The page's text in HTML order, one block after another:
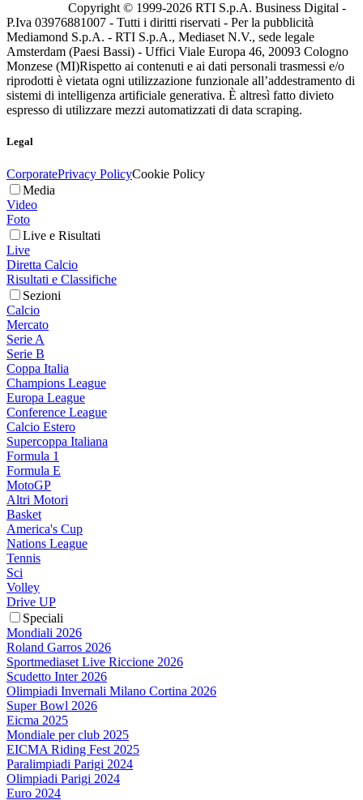
Copyright © 1999-2026 RTI S.p.A. Business Digital -
P.Iva 03976881007 - Tutti i diritti riservati - Per la pubblicità
Mediamond S.p.A. - RTI S.p.A., Mediaset N.V., sede legale
Amsterdam (Paesi Bassi) - Uffici Viale Europa 46, 20093 Cologno
Monzese (MI)Rispetto ai contenuti e ai dati personali trasmessi e/o
riprodotti è vietata ogni utilizzazione funzionale all’addestramento di
sistemi di intelligenza artificiale generativa. È altresì fatto divieto
espresso di utilizzare mezzi automatizzati di data scraping.
Legal
CorporatePrivacy PolicyCookie Policy
Media
Video
Foto
Live e Risultati
Live
Diretta Calcio
Risultati e Classifiche
Sezioni
Calcio
Mercato
Serie A
Serie B
Coppa Italia
Champions League
Europa League
Conference League
Calcio Estero
Supercoppa Italiana
Formula 1
Formula E
MotoGP
Altri Motori
Basket
America's Cup
Nations League
Tennis
Sci
Volley
Drive UP
Speciali
Mondiali 2026
Roland Garros 2026
Sportmediaset Live Riccione 2026
Scudetto Inter 2026
Olimpiadi Invernali Milano Cortina 2026
Super Bowl 2026
Eicma 2025
Mondiale per club 2025
EICMA Riding Fest 2025
Paralimpiadi Parigi 2024
Olimpiadi Parigi 2024
Euro 2024